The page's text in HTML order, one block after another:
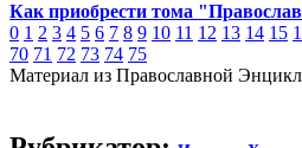
Как приобрести тома
0 1 2 3 4 5 6 7 8 9 10 11 12 13 14 15
70 71 72 73 74 75
Материал из Православной